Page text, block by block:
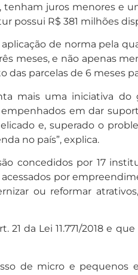
juros menores e
possui R$ 381 milhões
de norma pela
meses, e não apenas
das parcelas de 6 meses
mais uma iniciativa do
em dar
e, superado o
no país”, explica.
concedidos por 17
por
ou reformar
da Lei 11.771/2018 e
de micro e pequenos